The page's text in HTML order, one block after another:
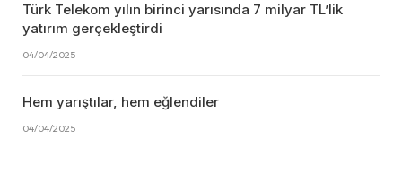
Türk Telekom yılın birinci yarısında 7 milyar TL’lik
yatırım gerçekleştirdi
04/04/2025
Hem yarıştılar, hem eğlendiler
04/04/2025